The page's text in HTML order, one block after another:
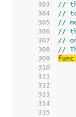
   303
//
   304
//
   305
//
   306
//
   307
//
   308
//
   309
   310
   311
   312
   313
   314
   315